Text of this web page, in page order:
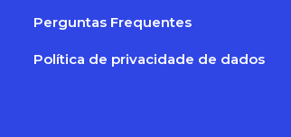
Perguntas Frequentes
Política de privacidade de dados